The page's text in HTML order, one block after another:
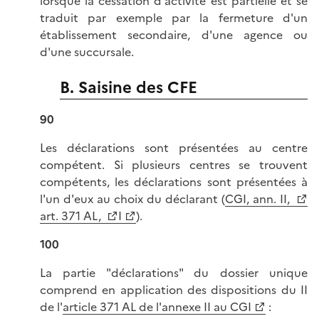
traduit par exemple par la fermeture d'un
établissement secondaire, d'une agence ou
d'une succursale.
B. Saisine des CFE
90
Les déclarations sont présentées au centre
compétent. Si plusieurs centres se trouvent
compétents, les déclarations sont présentées à
l'un d'eux au choix du déclarant (CGI, ann. II,
art. 371 AL,
I
).
100
La partie "déclarations" du dossier unique
comprend en application des dispositions du II
de l'article 371 AL de l'annexe II au CGI
: